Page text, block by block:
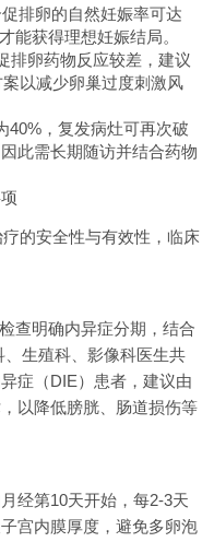
促排卵的自然妊娠率可达
能获得理想妊娠结局。
排卵药物反应较差，建议
以减少卵巢过度刺激风
40%，复发病灶可再次破
此需长期随访并结合药物
的安全性与有效性，临床
查明确内异症分期，结合
生殖科、影像科医生共
症（DIE）患者，建议由
以降低膀胱、肠道损伤等
经第10天开始，每2-3天
宫内膜厚度，避免多卵泡